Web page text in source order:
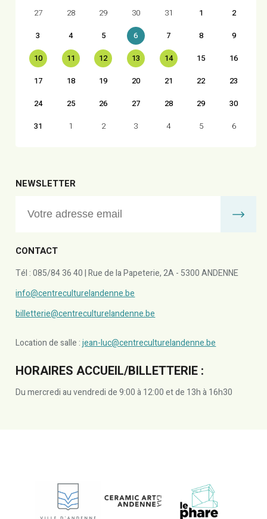
27
28 29 30 31 1
2
3
4 5 6 7 8
9
10
11 12 13 14 15
16
17
18 19 20 21 22
23
24
25 26 27 28 29
30
31
1 2 3 4 5 6
NEWSLETTER
CONTACT
Tél : 085/84 36 40 | Rue de la Papeterie, 2A - 5300 ANDENNE
info@centreculturelandenne.be
billetterie@centreculturelandenne.be
Location de salle :jean-luc@centreculturelandenne.be
HORAIRES ACCUEIL/BILLETTERIE :
Du mercredi au vendredi de 9:00 à 12:00 et de 13h à 16h30